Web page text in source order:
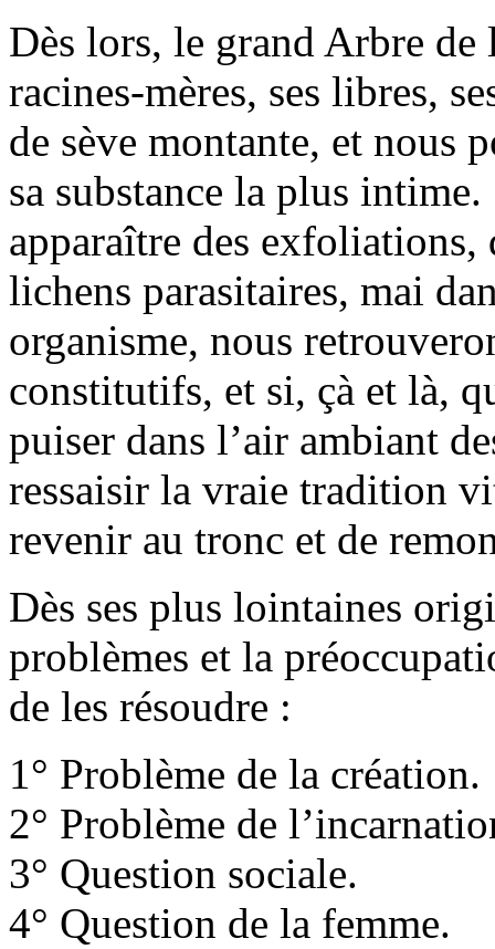
Dès lors, le grand Arbre de
racines-mères, ses libres,
de sève montante, et nous
sa substance la plus
apparaître des exfoliations,
lichens parasitaires, mai
organisme, nous
constitutifs, et si, çà et là,
puiser dans l’air ambiant
ressaisir la vraie tradition
revenir au tronc et de
Dès ses plus lointaines
problèmes et la
de les résoudre :
1° Problème de la création.
2° Problème de
3° Question sociale.
4° Question de la femme.